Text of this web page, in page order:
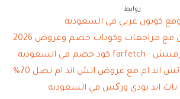
روابط
كوبون عربي في السعودية
مع مراجعات وكودات خصم وعروض 2026
اند ام مع عروض اتش اند ام تصل 70%
اند بودي ورکس في السعودية